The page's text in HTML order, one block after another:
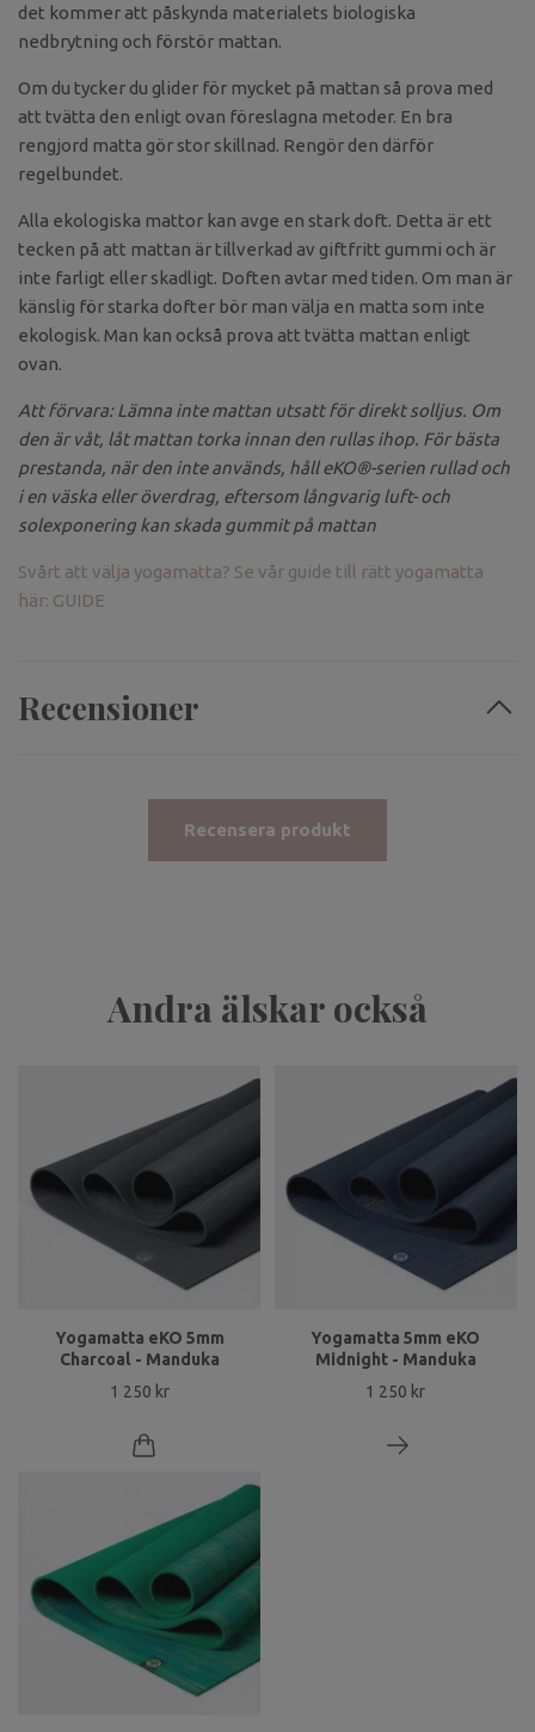
det kommer att påskynda materialets biologiska
nedbrytning och förstör mattan.
Om du tycker du glider för mycket på mattan så prova med
att tvätta den enligt ovan föreslagna metoder. En bra
rengjord matta gör stor skillnad. Rengör den därför
regelbundet.
Alla ekologiska mattor kan avge en stark doft. Detta är ett
tecken på att mattan är tillverkad av giftfritt gummi och är
inte farligt eller skadligt. Doften avtar med tiden. Om man är
känslig för starka dofter bör man välja en matta som inte
ekologisk. Man kan också prova att tvätta mattan enligt
ovan.
Att förvara: Lämna inte mattan utsatt för direkt solljus. Om
den är våt, låt mattan torka innan den rullas ihop. För bästa
prestanda, när den inte används, håll eKO®-serien rullad och
i en väska eller överdrag, eftersom långvarig luft- och
solexponering kan skada gummit på mattan
Svårt att välja yogamatta? Se vår guide till rätt yogamatta
här: GUIDE
Recensioner
Recensera produkt
Andra älskar också
Yogamatta eKO 5mm
Charcoal - Manduka
1 250 kr
Yogamatta 5mm eKO
Midnight - Manduka
1 250 kr